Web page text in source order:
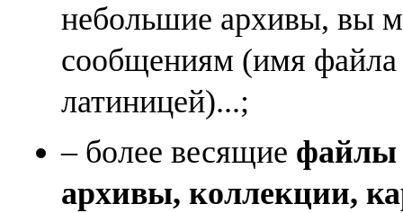
небольшие архивы, вы
сообщениям (имя
латиницей)...;
– более весящие файлы
архивы, коллекции,